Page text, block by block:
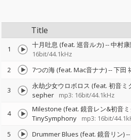
Title
1 十月吐息 (feat. 巡音ルカ)--中村
16bit/44.1kHz
2 7つの海 (feat. Mac音ナナ)--下田
3 永劫少女ウロボロス (feat. 初音ミ
sepher
mp3: 16bit/44.1kHz
4 Milestone (feat. 鏡音レン&初音ミ
TinySymphony
mp3: 16bit/
5 Drummer Blues (feat. 鏡音リン)--